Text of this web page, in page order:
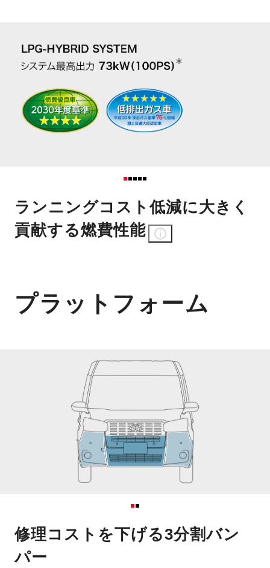
ランニングコスト低減に大きく
貢献する燃費性能
プラットフォーム
修理コストを下げる3分割バン
パー